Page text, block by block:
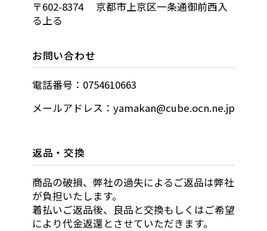
〒602-8374 京都市上京区一条通御前西入
る上る
お問い合わせ
電話番号：0754610663
メールアドレス：yamakan@cube.ocn.ne.jp
返品・交換
商品の破損、弊社の過失によるご返品は弊社
が負担いたします。
着払いご返品後、良品と交換もしくはご希望
により代金返還とさせていただきます。